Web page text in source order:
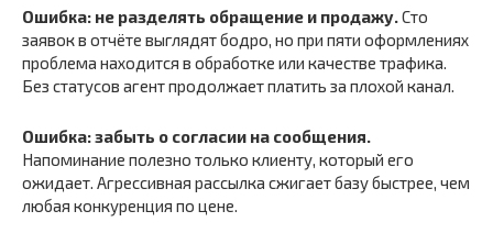
Ошибка: не разделять обращение и продажу.Сто
заявок в отчёте выглядят бодро, но при пяти оформлениях
проблема находится в обработке или качестве трафика.
Без статусов агент продолжает платить за плохой канал.
Ошибка: забыть о согласии на сообщения.
Напоминание полезно только клиенту, который его
ожидает. Агрессивная рассылка сжигает базу быстрее, чем
любая конкуренция по цене.